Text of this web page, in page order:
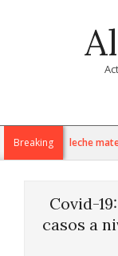
Navigation
MenuBreakingla leche
Covid-
casos a